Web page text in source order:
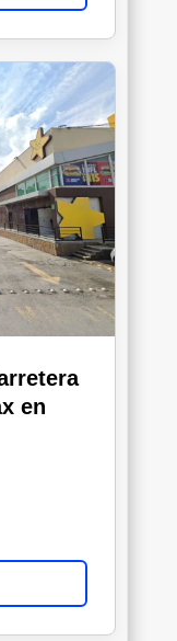
en